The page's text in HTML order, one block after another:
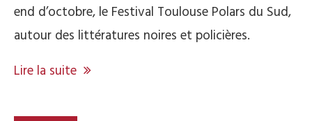
end d’octobre, le Festival Toulouse Polars du Sud,
autour des littératures noires et policières.
Lire la suite